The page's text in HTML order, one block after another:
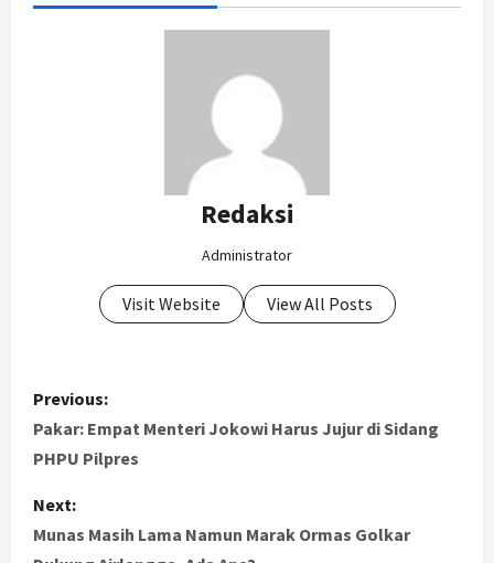
Redaksi
Administrator
Visit Website View All Posts
P
o
t
Previous:
Pakar: Empat Menteri Jokowi Harus Jujur di Sidang
PHPU Pilpres
Next:
Munas Masih Lama Namun Marak Ormas Golkar